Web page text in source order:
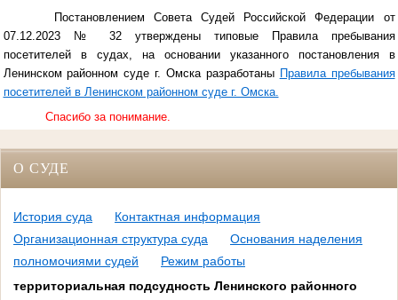
Постановлением Совета Судей Российской Федерации от
07.12.2023 № 32 утверждены типовые Правила пребывания
посетителей в судах, на основании указанного постановления в
Ленинском районном суде г. Омска разработаны Правила пребывания
посетителей в Ленинском районном суде г. Омска.
Спасибо за понимание.
О СУДЕ
История суда
Контактная информация
Организационная структура суда
Основания наделения
полномочиями судей
Режим работы
территориальная подсудность Ленинского районного